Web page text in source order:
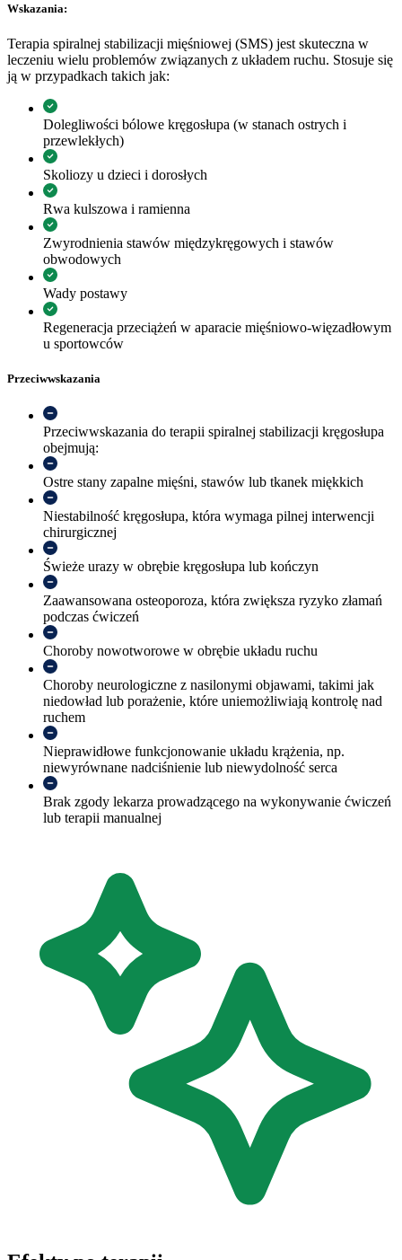
Wskazania:
Terapia spiralnej stabilizacji mięśniowej (SMS) jest skuteczna w
leczeniu wielu problemów związanych z układem ruchu. Stosuje się
ją w przypadkach takich jak:
Dolegliwości bólowe kręgosłupa (w stanach ostrych i
przewlekłych)
Skoliozy u dzieci i dorosłych
Rwa kulszowa i ramienna
Zwyrodnienia stawów międzykręgowych i stawów
obwodowych
Wady postawy
Regeneracja przeciążeń w aparacie mięśniowo-więzadłowym
u sportowców
Przeciwwskazania
Przeciwwskazania do terapii spiralnej stabilizacji kręgosłupa
obejmują:
Ostre stany zapalne mięśni, stawów lub tkanek miękkich
Niestabilność kręgosłupa, która wymaga pilnej interwencji
chirurgicznej
Świeże urazy w obrębie kręgosłupa lub kończyn
Zaawansowana osteoporoza, która zwiększa ryzyko złamań
podczas ćwiczeń
Choroby nowotworowe w obrębie układu ruchu
Choroby neurologiczne z nasilonymi objawami, takimi jak
niedowład lub porażenie, które uniemożliwiają kontrolę nad
ruchem
Nieprawidłowe funkcjonowanie układu krążenia, np.
niewyrównane nadciśnienie lub niewydolność serca
Brak zgody lekarza prowadzącego na wykonywanie ćwiczeń
lub terapii manualnej